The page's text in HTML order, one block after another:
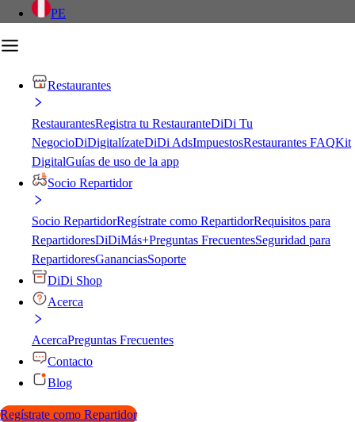
PE
Restaurantes
RestaurantesRegistra tu RestauranteDiDi Tu
NegocioDiDigitalízateDiDi AdsImpuestosRestaurantes FAQKit
DigitalGuías de uso de la app
Socio Repartidor
Socio RepartidorRegístrate como RepartidorRequisitos para
RepartidoresDiDiMás+Preguntas FrecuentesSeguridad para
RepartidoresGananciasSoporte
DiDi Shop
Acerca
AcercaPreguntas Frecuentes
Contacto
Blog
Regístrate como Repartidor